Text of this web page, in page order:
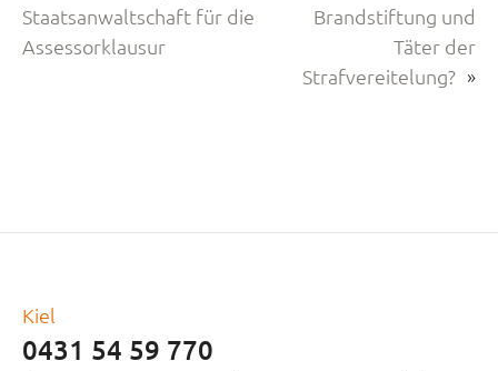
Staatsanwaltschaft für die
Assessorklausur
Brandstiftung und
Täter der
Strafvereitelung? »
Kiel
0431 54 59 770